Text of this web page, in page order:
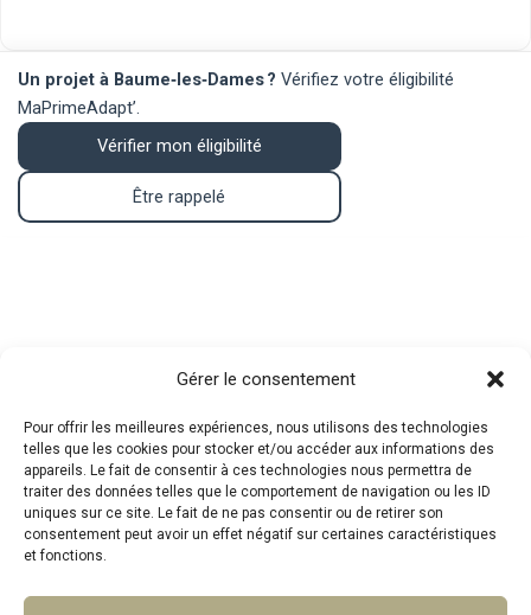
Gérer le consentement
Pour offrir les meilleures expériences, nous utilisons des technologies
telles que les cookies pour stocker et/ou accéder aux informations des
appareils. Le fait de consentir à ces technologies nous permettra de
traiter des données telles que le comportement de navigation ou les ID
uniques sur ce site. Le fait de ne pas consentir ou de retirer son
consentement peut avoir un effet négatif sur certaines caractéristiques
et fonctions.
Un projet à Baume‑les‑Dames ? Vérifiez votre éligibilité
MaPrimeAdapt’.
Vérifier mon éligibilité
Être rappelé
Téléphone : 07.83.05.00.26
Mail :mpa@srat.fr